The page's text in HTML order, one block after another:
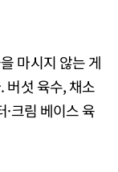
마시지 않는 게
버섯 육수, 채소
크림 베이스 육